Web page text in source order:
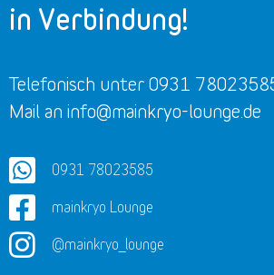
in Verbindung!
Telefonisch unter 0931
Mail an info@mainkryo-lounge.de
0931 78023585
mainkryo Lounge
@mainkryo_lounge